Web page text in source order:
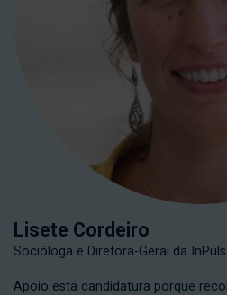
Lisete Cordeiro
Socióloga e Diretora-Geral da
Apoio esta candidatura porque